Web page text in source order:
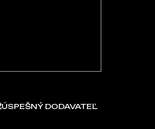
ÚSPEŠNÝ DODAVATEĽ